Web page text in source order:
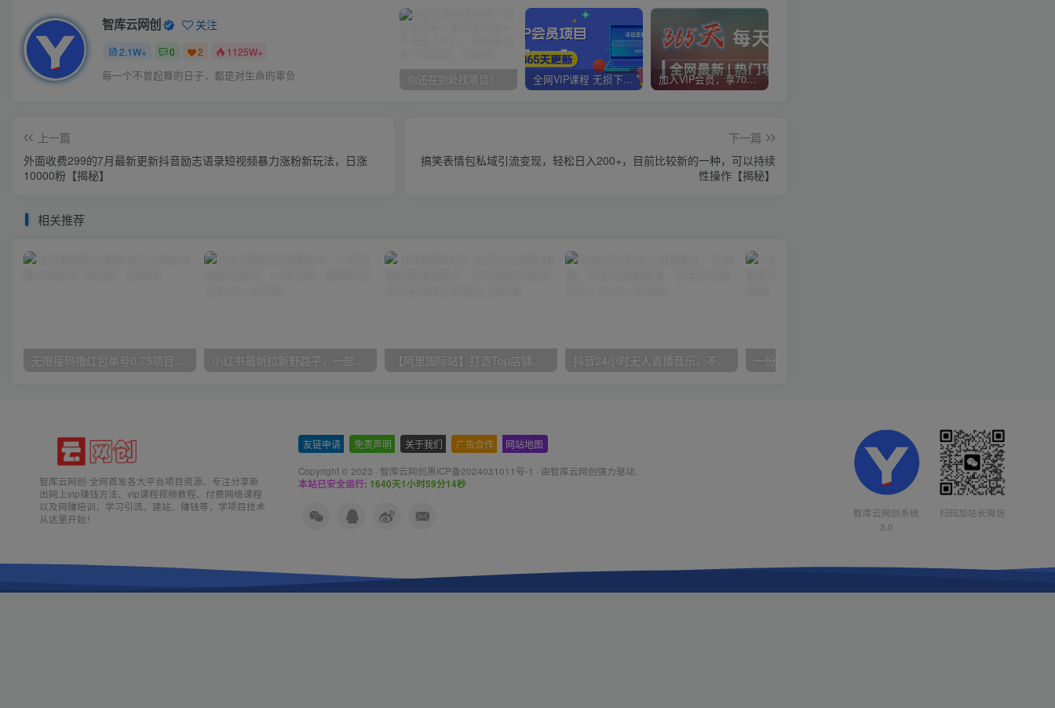
智库云网创 关注
2.1W+ 0 2 1125W+
每一个不曾起舞的日子，都是对生命的辜负 你还在到处找项目？还在当韭菜？我靠卖项目一个月收入5万+，曾经我也是个失败者。 全网VIP课程 无损下载~ 加入VIP会员，享70%的推广提成，免费学习多种网上创业课程，菜鸟秒变大神！
上一篇
外面收费299的7月最新更新抖音励志语录短视频暴力涨粉新玩法，日涨
10000粉【揭秘】
下一篇
搞笑表情包私域引流变现，轻松日入200+，目前比较新的一种，可以持续
性操作【揭秘】
相关推荐
无限接码撸红包单号0.75项目无偿分享给你【揭秘】 小红书最新拉新野路子，一部手机即可操作，一单15块，做得好日入2000+ 【阿里国际站】打造Top店铺&获得优质询盘客户，​95%的国际站讲师不会说的运营技巧 抖音24小时无人直播音乐，不违规，不封号纯撸音浪，小白实操当天日入1000+
智库云网创-全网首发各大平台项目资源、专注分享新
出网上vip赚钱方法、vip课程视频教程、付费网络课程
以及网赚培训，学习引流、建站、赚钱等，学项目技术
从这里开始！
友链申请 免责声明 关于我们 广告合作 网站地图
Copyright © 2023 · 智库云网创黑ICP备2024031011号-1 · 由智库云网创强力驱动.
本站已安全运行: 1640天1小时59分15秒
智库云网创系统
3.0
扫码加站长微信